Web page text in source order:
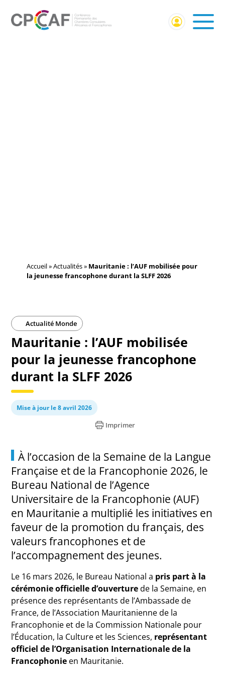
Accueil»Actualités» Mauritanie : l’AUF mobilisée pour
la jeunesse francophone durant la SLFF 2026
Actualité Monde
Mauritanie : l’AUF mobilisée
pour la jeunesse francophone
durant la SLFF 2026
Mise à jour le 8 avril 2026
Imprimer
À l’occasion de la Semaine de la Langue
Française et de la Francophonie 2026, le
Bureau National de l’Agence
Universitaire de la Francophonie (AUF)
en Mauritanie a multiplié les initiatives en
faveur de la promotion du français, des
valeurs francophones et de
l’accompagnement des jeunes.
Le 16 mars 2026, le Bureau National a pris part à la
cérémonie officielle d’ouverturede la Semaine, en
présence des représentants de l’Ambassade de
France, de l’Association Mauritanienne de la
Francophonie et de la Commission Nationale pour
l’Éducation, la Culture et les Sciences, représentant
officiel de l’Organisation Internationale de la
Francophonie en Mauritanie.